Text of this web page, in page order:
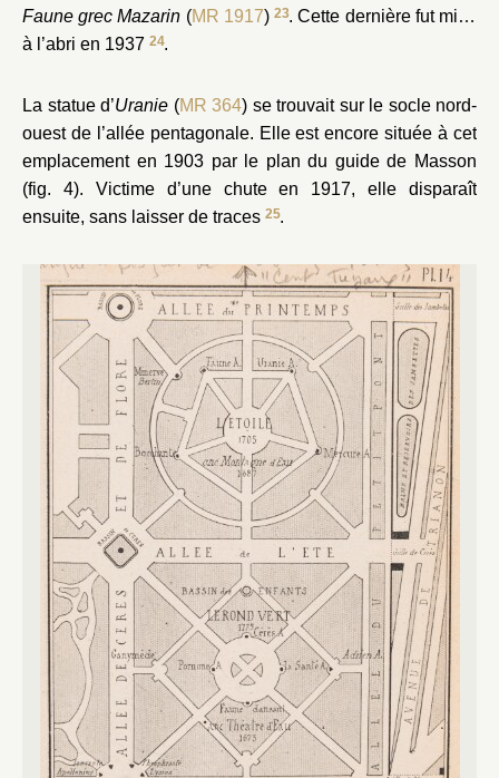
Faune grec Mazarin (MR 1917) 23. Cette dernière fut mise
à l’abri en 1937 24.
La statue d’Uranie (MR 364) se trouvait sur le socle nord-
ouest de l’allée pentagonale. Elle est encore située à cet
emplacement en 1903 par le plan du guide de Masson
(fig. 4). Victime d’une chute en 1917, elle disparaît
ensuite, sans laisser de traces 25.